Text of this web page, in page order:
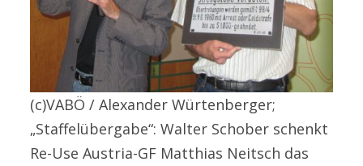
(c)VABÖ / Alexander Würtenberger;
„Staffelübergabe“: Walter Schober schenkt
Re-Use Austria-GF Matthias Neitsch das